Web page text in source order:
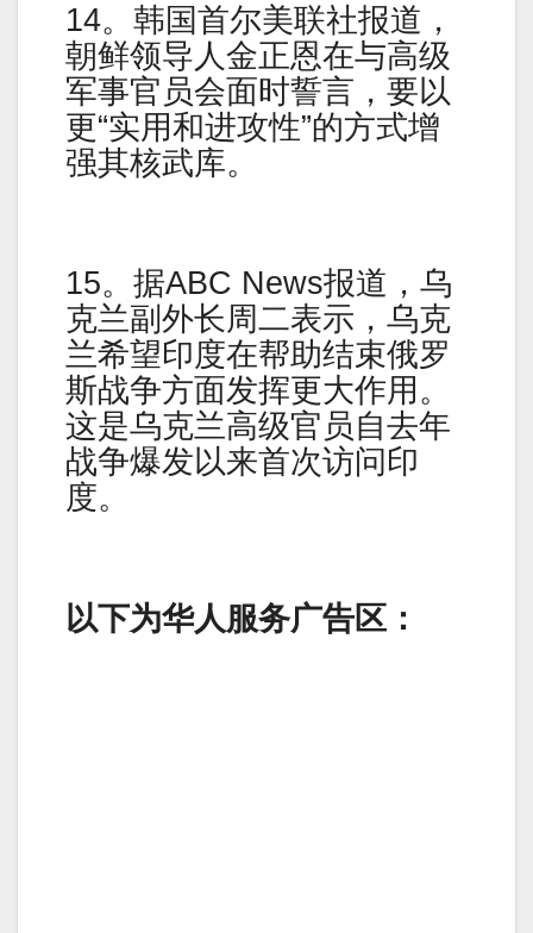
14。韩国首尔美联社报道，
朝鲜领导人金正恩在与高级
军事官员会面时誓言，要以
更“实用和进攻性”的方式增
强其核武库。
15。据ABC News报道，乌
克兰副外长周二表示，乌克
兰希望印度在帮助结束俄罗
斯战争方面发挥更大作用。
这是乌克兰高级官员自去年
战争爆发以来首次访问印
度。
以下为华人服务广告区：